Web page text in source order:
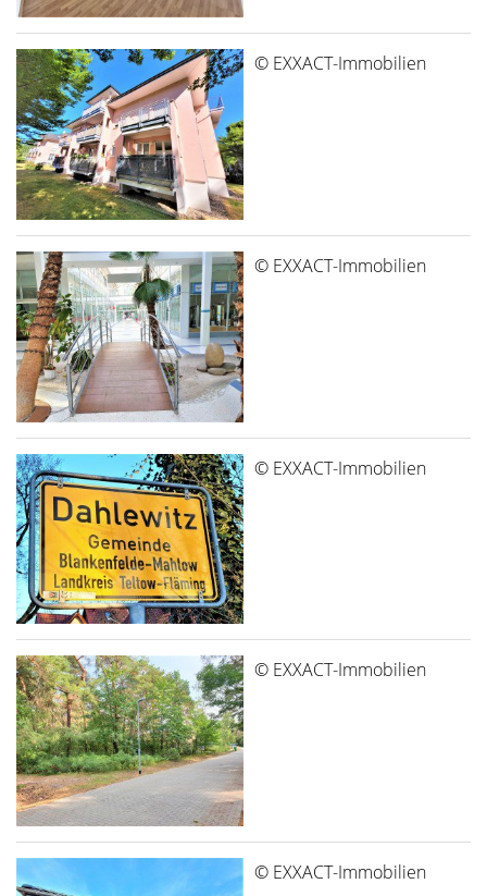
© EXXACT-Immobilien
© EXXACT-Immobilien
© EXXACT-Immobilien
© EXXACT-Immobilien
© EXXACT-Immobilien